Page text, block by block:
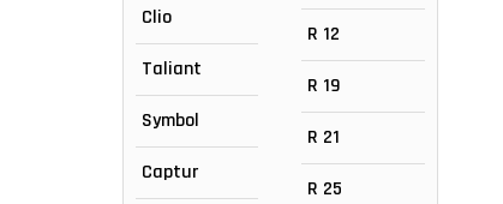
Clio
Taliant
Symbol
Captur
R 12
R 19
R 21
R 25